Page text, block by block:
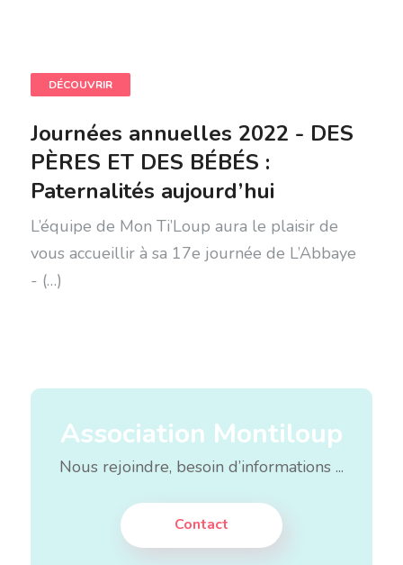
DÉCOUVRIR
Journées annuelles 2022 - DES
PÈRES ET DES BÉBÉS :
Paternalités aujourd’hui
L’équipe de Mon Ti’Loup aura le plaisir de
vous accueillir à sa 17e journée de L’Abbaye
- (…)
Association Montiloup
Nous rejoindre, besoin d’informations ...
Contact